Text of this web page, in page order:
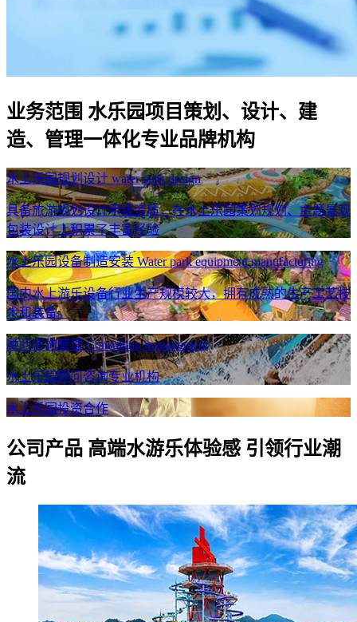
业务范围 水乐园项目策划、设计、建
造、管理一体化专业品牌机构
水上乐园规划设计 water park design
具备旅游规划设计甲级资质，在水上乐园策划规划、主题景观
包装设计上积累了丰富经验
水上乐园设备制造安装 Water park equipment manufacturing
国内水上游乐设备行业生产规模较大，拥有成熟的生产工艺技
术和装备。
顾问咨询管理 Consulting management
水上乐园顾问咨询专业机构
水上乐园投资合作
公司产品 高端水游乐体验感 引领行业潮
流